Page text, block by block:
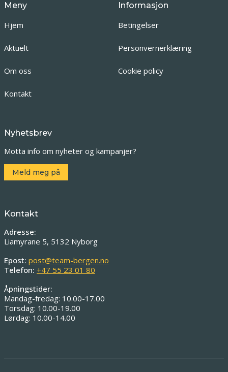
Meny
Hjem
Aktuelt
Om oss
Kontakt
Informasjon
Betingelser
Personvernerklæring
Cookie policy
Nyhetsbrev
Motta info om nyheter og kampanjer?
Meld meg på
Kontakt
Adresse:
Liamyrane 5, 5132 Nyborg
Epost: post@team-bergen.no
Telefon: +47 55 23 01 80
Åpningstider:
Mandag-fredag: 10.00-17.00
Torsdag: 10.00-19.00
Lørdag: 10.00-14.00